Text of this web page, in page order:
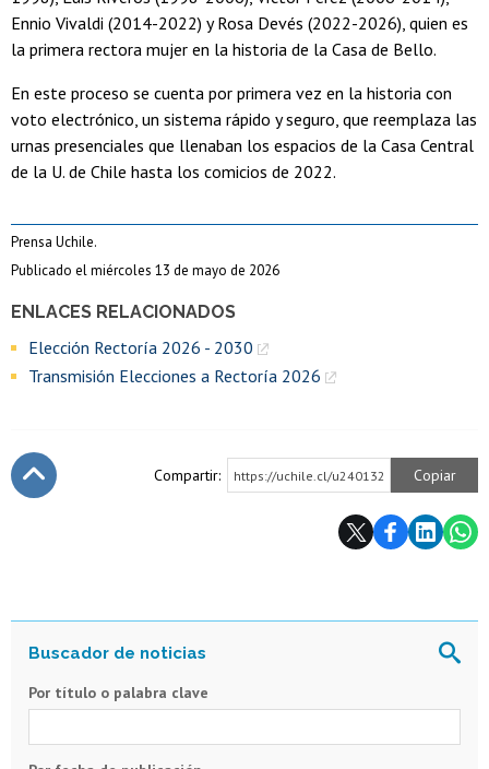
ENLACES RELACIONADOS
Elección Rectoría 2026 - 2030
Transmisión Elecciones a Rectoría 2026
Ennio Vivaldi (2014-2022) y Rosa Devés (2022-2026), quien es
la primera rectora mujer en la historia de la Casa de Bello.
En este proceso se cuenta por primera vez en la historia con
voto electrónico, un sistema rápido y seguro, que reemplaza las
urnas presenciales que llenaban los espacios de la Casa Central
de la U. de Chile hasta los comicios de 2022.
Prensa Uchile.
Publicado el miércoles 13 de mayo de 2026
Compartir: https://uchile.cl/u240132 Copiar
Por título o palabra clave